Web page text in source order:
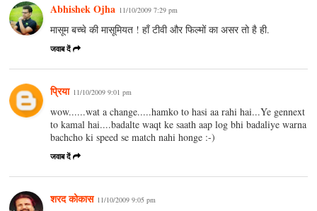
Abhishek Ojha 11/10/2009 7:29 pm
मासूम बच्चे की मासूमियत ! हाँ टीवी और फिल्मों का असर तो है ही.
जवाब दें
प्रिया 11/10/2009 9:01 pm
wow......wat a change.....hamko to hasi aa rahi hai...Ye gennext
to kamal hai....badalte waqt ke saath aap log bhi badaliye warna
bachcho ki speed se match nahi honge :-)
जवाब दें
शरद कोकास 11/10/2009 9:05 pm